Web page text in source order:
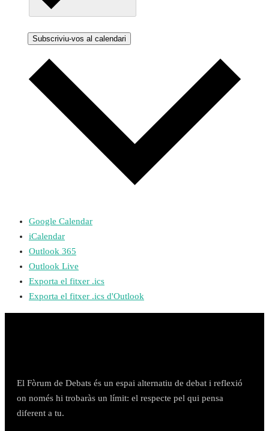
Subscriviu-vos al calendari
Google Calendar
iCalendar
Outlook 365
Outlook Live
Exporta el fitxer .ics
Exporta el fitxer .ics d'Outlook
El Fòrum de Debats és un espai alternatiu de debat i reflexió
on només hi trobaràs un límit: el respecte pel qui pensa
diferent a tu.